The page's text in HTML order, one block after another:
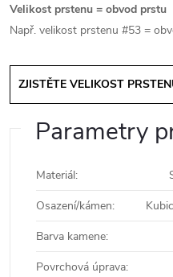
Velikost prstenu = obvod prstu
Např. velikost prstenu #53 =
ZJISTĚTE VELIKOST
Parametry
Materiál:
Osazení/kámen:
Barva kamene:
Povrchová úprava: